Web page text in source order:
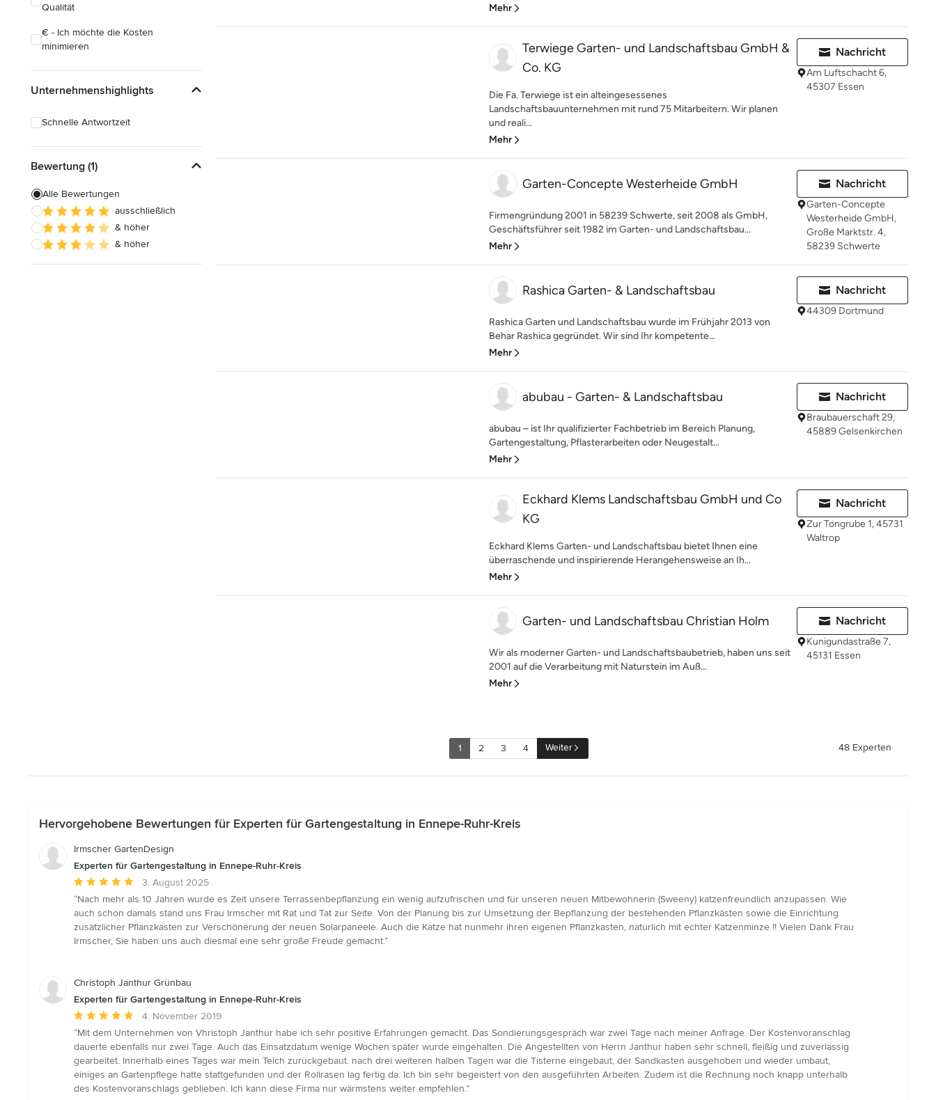
Qualität
€ - Ich möchte die Kosten
minimieren
Unternehmenshighlights
Schnelle Antwortzeit
Bewertung (1)
Alle Bewertungen
ausschließlich
& höher
& höher
Mehr
Terwiege Garten- und Landschaftsbau GmbH &
Co. KG
Die Fa. Terwiege ist ein alteingesessenes
Landschaftsbauunternehmen mit rund 75 Mitarbeitern. Wir planen
und reali...
Mehr
Nachricht
Am Luftschacht 6,
45307 Essen
Garten-Concepte Westerheide GmbH
Firmengründung 2001 in 58239 Schwerte, seit 2008 als GmbH,
Geschäftsführer seit 1982 im Garten- und Landschaftsbau...
Mehr
Nachricht
Garten-Concepte
Westerheide GmbH,
Große Marktstr. 4,
58239 Schwerte
Rashica Garten- & Landschaftsbau
Rashica Garten und Landschaftsbau wurde im Frühjahr 2013 von
Behar Rashica gegründet. Wir sind Ihr kompetente...
Mehr
Nachricht
44309 Dortmund
abubau - Garten- & Landschaftsbau
abubau – ist Ihr qualifizierter Fachbetrieb im Bereich Planung,
Gartengestaltung, Pflasterarbeiten oder Neugestalt...
Mehr
Nachricht
Braubauerschaft 29,
45889 Gelsenkirchen
Eckhard Klems Landschaftsbau GmbH und Co
KG
Eckhard Klems Garten- und Landschaftsbau bietet Ihnen eine
überraschende und inspirierende Herangehensweise an Ih...
Mehr
Nachricht
Zur Tongrube 1, 45731
Waltrop
Garten- und Landschaftsbau Christian Holm
Wir als moderner Garten- und Landschaftsbaubetrieb, haben uns seit
2001 auf die Verarbeitung mit Naturstein im Auß...
Mehr
Nachricht
Kunigundastraße 7,
45131 Essen
1 2 3 4 Weiter 48 Experten
Hervorgehobene Bewertungen für Experten für Gartengestaltung in Ennepe-Ruhr-Kreis
Irmscher GartenDesign
Experten für Gartengestaltung in Ennepe-Ruhr-Kreis
Durchschnittliche
Bewertung:
5
von
5
3. August 2025
“Nach mehr als 10 Jahren wurde es Zeit unsere Terrassenbepflanzung ein wenig aufzufrischen und für unseren neuen Mitbewohnerin (Sweeny) katzenfreundlich anzupassen. Wie
auch schon damals stand uns Frau Irmscher mit Rat und Tat zur Seite. Von der Planung bis zur Umsetzung der Bepflanzung der bestehenden Pflanzkästen sowie die Einrichtung
zusätzlicher Pflanzkästen zur Verschönerung der neuen Solarpaneele. Auch die Katze hat nunmehr ihren eigenen Pflanzkasten, natürlich mit echter Katzenminze !! Vielen Dank Frau
Irmscher, Sie haben uns auch diesmal eine sehr große Freude gemacht.”
Christoph Janthur Grünbau
Experten für Gartengestaltung in Ennepe-Ruhr-Kreis
Durchschnittliche
Bewertung:
5
von
5
Sternen
4. November 2019
“Mit dem Unternehmen von Vhristoph Janthur habe ich sehr positive Erfahrungen gemacht. Das Sondierungsgespräch war zwei Tage nach meiner Anfrage. Der Kostenvoranschlag
dauerte ebenfalls nur zwei Tage. Auch das Einsatzdatum wenige Wochen später wurde eingehalten. Die Angestellten von Herrn Janthur haben sehr schnell, fleißig und zuverlässig
gearbeitet. Innerhalb eines Tages war mein Teich zurückgebaut. nach drei weiteren halben Tagen war die Tisterne eingebaut, der Sandkasten ausgehoben und wieder umbaut,
einiges an Gartenpflege hatte stattgefunden und der Rollrasen lag fertig da. Ich bin sehr begeistert von den ausgeführten Arbeiten. Zudem ist die Rechnung noch knapp unterhalb
des Kostenvoranschlags geblieben. Ich kann diese Firma nur wärmstens weiter empfehlen.”